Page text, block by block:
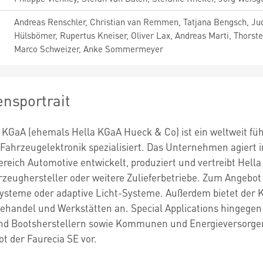
Andreas Renschler, Christian van Remmen, Tatjana Bengsch,
Hülsbömer, Rupertus Kneiser, Oliver Lax, Andreas Marti,
Marco Schweizer, Anke Sommermeyer
(ehemals Hella KGaA Hueck & Co) ist ein weltweit
spezialisiert. Das Unternehmen agiert
Automotive entwickelt, produziert und vertreibt
oder weitere Zulieferbetriebe. Zum
oder adaptive Licht-Systeme. Außerdem bietet
und Werkstätten an. Special Applications
Bootsherstellern sowie Kommunen und
der Faurecia SE vor.